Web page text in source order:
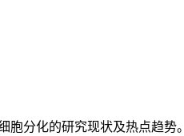
胞分化的研究现状及热点趋势。